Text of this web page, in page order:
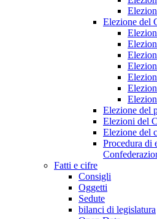
Elezione del
Elezione del
Elezioni del
Elezione del
Procedura di
Fatti e cifre
Consigli
Oggetti
Sedute
bilanci di legislatura